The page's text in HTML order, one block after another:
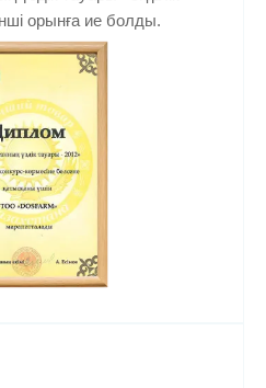
орынға ие болды.